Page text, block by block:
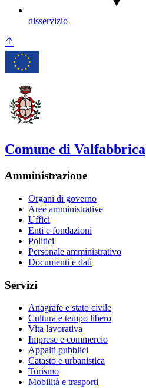
disservizio
Comune di Valfabbrica
Amministrazione
Organi di governo
Aree amministrative
Uffici
Enti e fondazioni
Politici
Personale amministrativo
Documenti e dati
Servizi
Anagrafe e stato civile
Cultura e tempo libero
Vita lavorativa
Imprese e commercio
Appalti pubblici
Catasto e urbanistica
Turismo
Mobilità e trasporti